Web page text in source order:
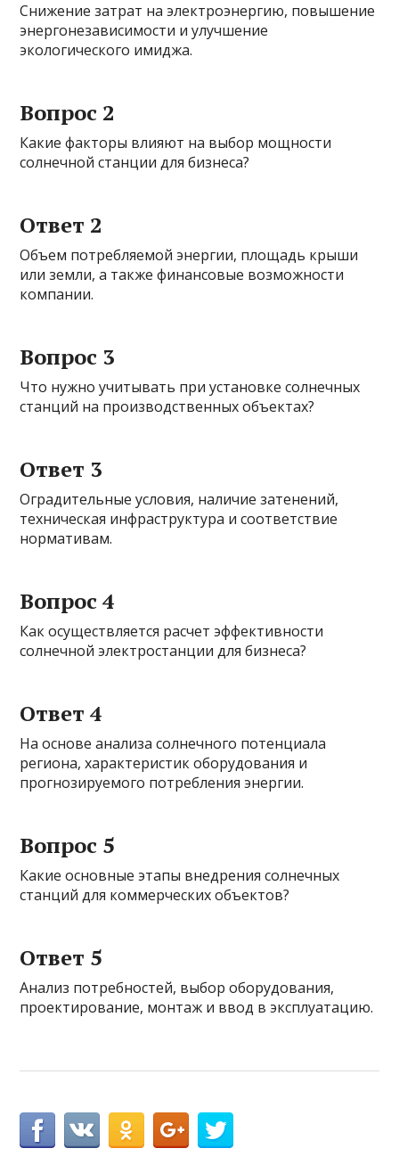
Снижение затрат на электроэнергию, повышение
энергонезависимости и улучшение
экологического имиджа.
Вопрос 2
Какие факторы влияют на выбор мощности
солнечной станции для бизнеса?
Ответ 2
Объем потребляемой энергии, площадь крыши
или земли, а также финансовые возможности
компании.
Вопрос 3
Что нужно учитывать при установке солнечных
станций на производственных объектах?
Ответ 3
Оградительные условия, наличие затенений,
техническая инфраструктура и соответствие
нормативам.
Вопрос 4
Как осуществляется расчет эффективности
солнечной электростанции для бизнеса?
Ответ 4
На основе анализа солнечного потенциала
региона, характеристик оборудования и
прогнозируемого потребления энергии.
Вопрос 5
Какие основные этапы внедрения солнечных
станций для коммерческих объектов?
Ответ 5
Анализ потребностей, выбор оборудования,
проектирование, монтаж и ввод в эксплуатацию.